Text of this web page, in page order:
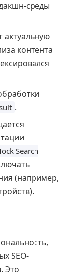
среды
актуальную
контента
.
Search
(например,
SEO-
Это